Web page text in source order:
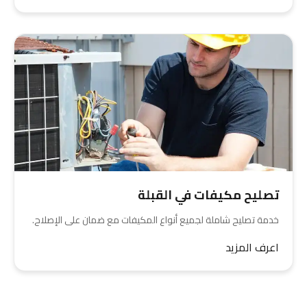
تصليح مكيفات في القبلة
خدمة تصليح شاملة لجميع أنواع المكيفات مع ضمان على الإصلاح.
اعرف المزيد